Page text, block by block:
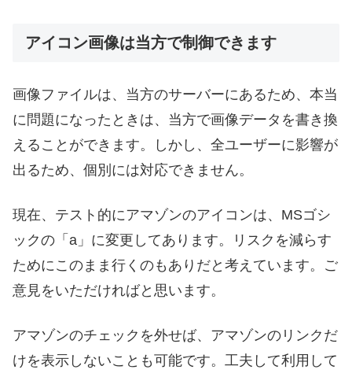
アイコン画像は当方で制御できます
画像ファイルは、当方のサーバーにあるため、本当
に問題になったときは、当方で画像データを書き換
えることができます。しかし、全ユーザーに影響が
出るため、個別には対応できません。
現在、テスト的にアマゾンのアイコンは、MSゴシ
ックの「a」に変更してあります。リスクを減らす
ためにこのまま行くのもありだと考えています。ご
意見をいただければと思います。
アマゾンのチェックを外せば、アマゾンのリンクだ
けを表示しないことも可能です。工夫して利用して